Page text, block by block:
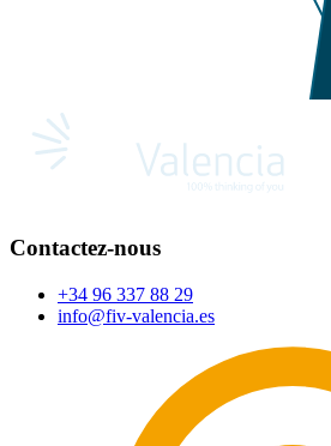
Contactez-nous
+34 96 337 88 29
info@fiv-valencia.es